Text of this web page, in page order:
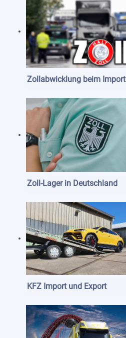
Zollabwicklung beim Import
Zoll-Lager in Deutschland
KFZ Import und Export